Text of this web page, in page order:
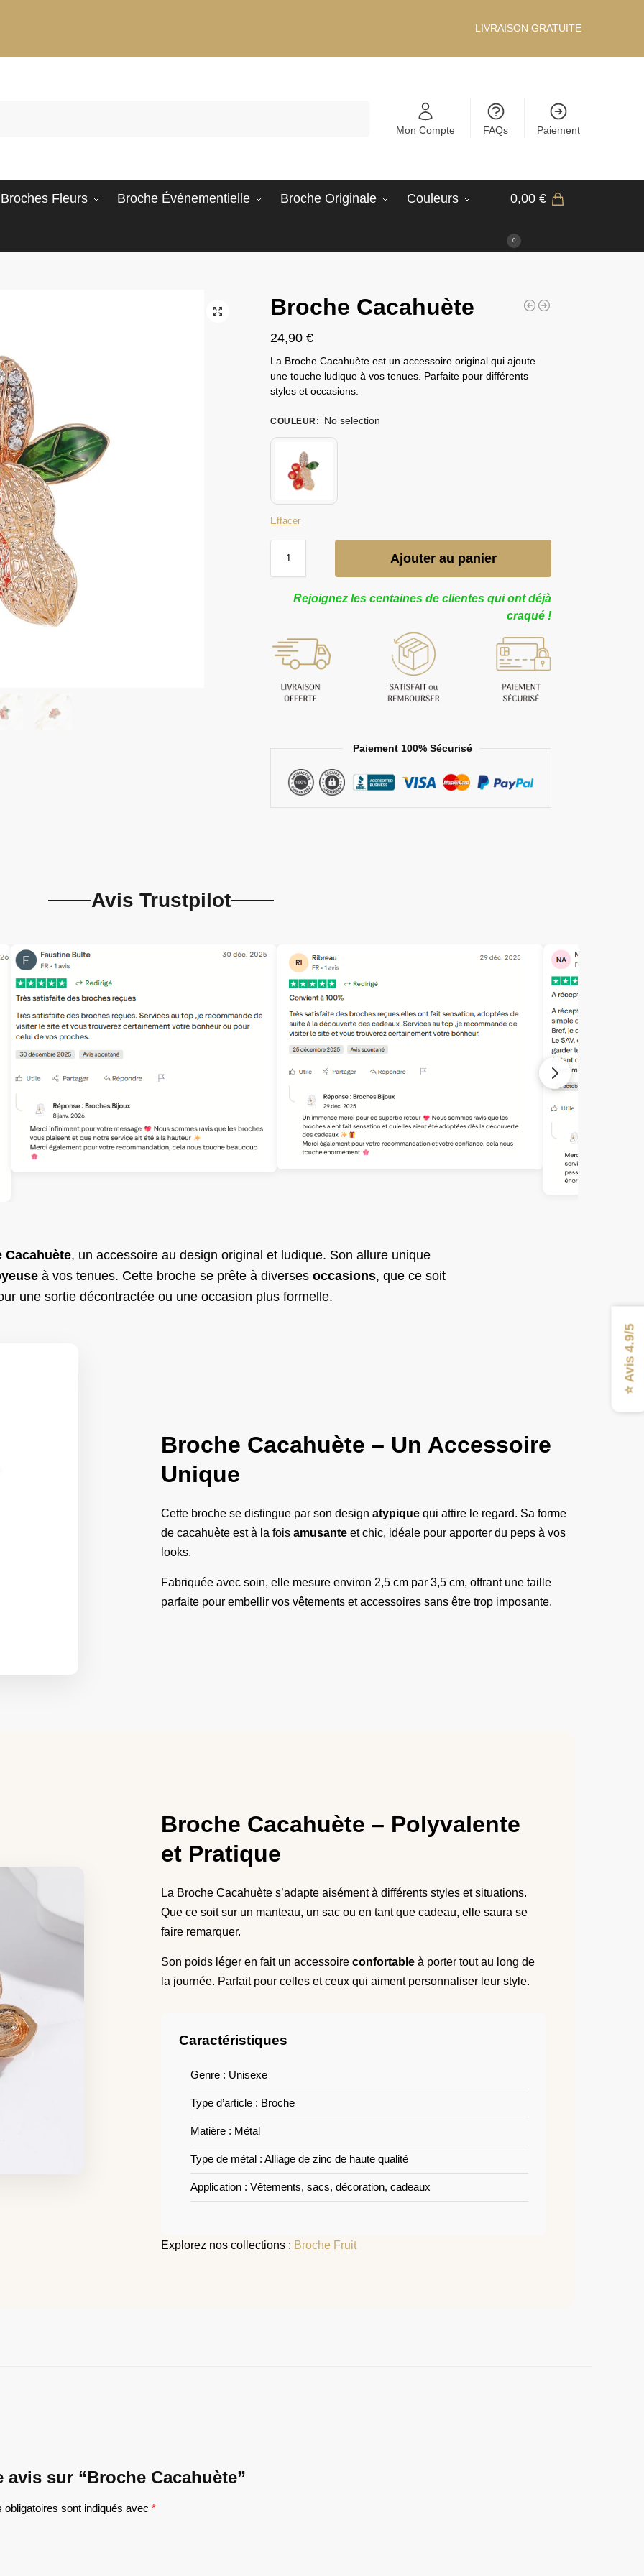
⭐ Avis 4.9/5
LIVRAISON GRATUITE
Mon Compte FAQs Paiement
Broches Fleurs Broche Événementielle Broche Originale Couleurs 0,00€
0
Broche Cacahuète
24,90€
La Broche Cacahuète est un accessoire original qui ajoute
une touche ludique à vos tenues. Parfaite pour différents
styles et occasions.
COULEUR : No selection
Effacer
Ajouter au panier
Rejoignez les centaines de clientes qui ont déjà
craqué !
Paiement 100% Sécurisé
Avis Trustpilot
Cacahuète, un accessoire au design original et ludique. Son allure unique
à vos tenues. Cette broche se prête à diverses occasions, que ce soit
une sortie décontractée ou une occasion plus formelle.
Broche Cacahuète – Un Accessoire
Unique
Cette broche se distingue par son design atypique qui attire le regard. Sa forme
de cacahuète est à la fois amusante et chic, idéale pour apporter du peps à vos
looks.
Fabriquée avec soin, elle mesure environ 2,5 cm par 3,5 cm, offrant une taille
parfaite pour embellir vos vêtements et accessoires sans être trop imposante.
Broche Cacahuète – Polyvalente
et Pratique
La Broche Cacahuète s’adapte aisément à différents styles et situations.
Que ce soit sur un manteau, un sac ou en tant que cadeau, elle saura se
faire remarquer.
Son poids léger en fait un accessoire confortable à porter tout au long de
la journée. Parfait pour celles et ceux qui aiment personnaliser leur style.
Caractéristiques
Genre : Unisexe
Type d’article : Broche
Matière : Métal
Type de métal : Alliage de zinc de haute qualité
Application : Vêtements, sacs, décoration, cadeaux
Explorez nos collections : Broche Fruit
sur “Broche Cacahuète”
obligatoires sont indiqués avec *